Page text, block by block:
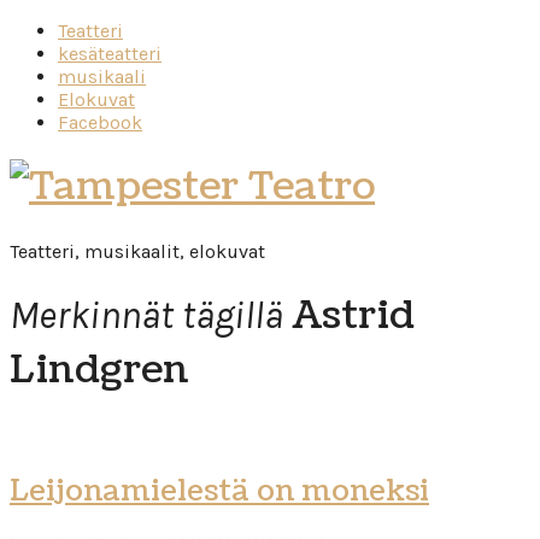
Teatteri
kesäteatteri
musikaali
Elokuvat
Facebook
Tampester
Teatro
Teatteri, musikaalit, elokuvat
Merkinnät tägillä Astrid
Lindgren
Leijonamielestä on moneksi